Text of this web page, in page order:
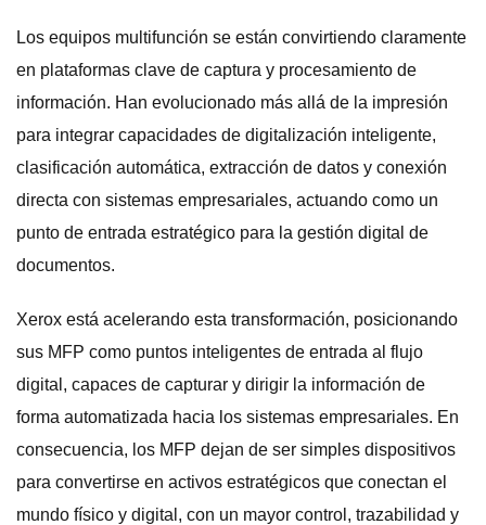
Los equipos multifunción se están convirtiendo claramente
en plataformas clave de captura y procesamiento de
información. Han evolucionado más allá de la impresión
para integrar capacidades de digitalización inteligente,
clasificación automática, extracción de datos y conexión
directa con sistemas empresariales, actuando como un
punto de entrada estratégico para la gestión digital de
documentos.
Xerox está acelerando esta transformación, posicionando
sus MFP como puntos inteligentes de entrada al flujo
digital, capaces de capturar y dirigir la información de
forma automatizada hacia los sistemas empresariales. En
consecuencia, los MFP dejan de ser simples dispositivos
para convertirse en activos estratégicos que conectan el
mundo físico y digital, con un mayor control, trazabilidad y